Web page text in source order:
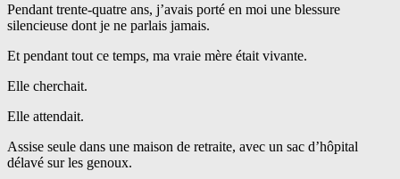
Pendant trente-quatre ans, j’avais porté en moi une blessure
silencieuse dont je ne parlais jamais.
Et pendant tout ce temps, ma vraie mère était vivante.
Elle cherchait.
Elle attendait.
Assise seule dans une maison de retraite, avec un sac d’hôpital
délavé sur les genoux.